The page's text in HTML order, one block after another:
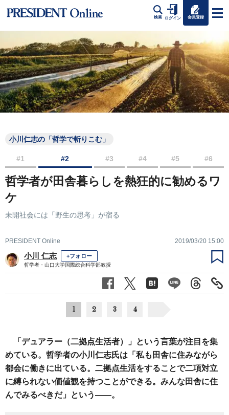
検索 ログイン 会員登録
小川仁志の「哲学で斬りこむ」
#1 #2 #3 #4 #5 #6
哲学者が田舎暮らしを熱狂的に勧めるワ
ケ
未開社会には「野生の思考」が宿る
PRESIDENT Online 2019/03/20 15:00
小川 仁志 +フォロー
哲学者・山口大学国際総合科学部教授
1 2 3 4
「デュアラー（二拠点生活者）」という言葉が注目を集
めている。哲学者の小川仁志氏は「私も田舎に住みながら
都会に働きに出ている。二拠点生活をすることで二項対立
に縛られない価値観を持つことができる。みんな田舎に住
んでみるべきだ」という――。